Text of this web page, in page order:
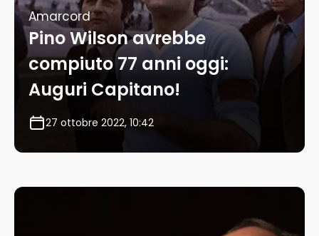
Amarcord
Pino Wilson avrebbe
compiuto 77 anni oggi:
Auguri Capitano!
27 ottobre 2022, 10:42